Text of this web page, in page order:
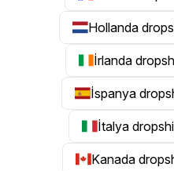
Hollanda
İrlanda
İspanya
İtalya
Kanada